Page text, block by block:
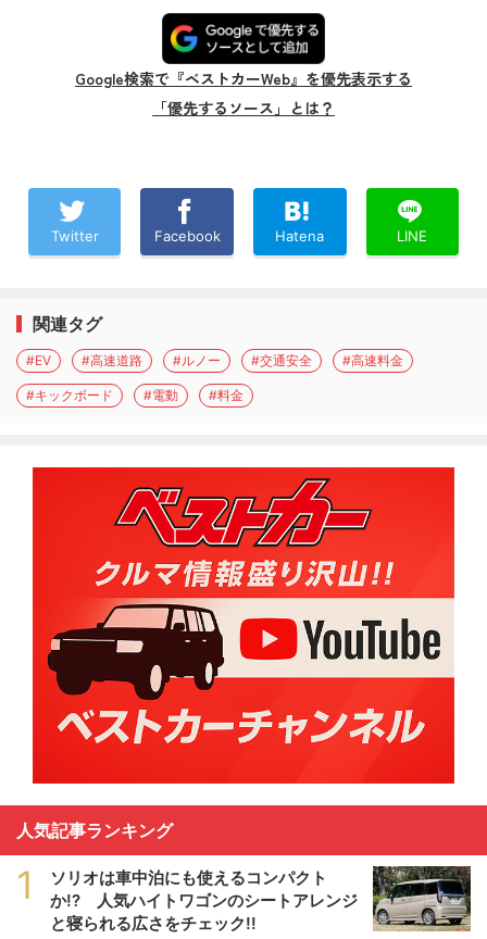
Google検索で『ベストカーWeb』を優先表示する
「優先するソース」とは？
Twitter Facebook Hatena LINE
関連タグ
#EV #高速道路 #ルノー #交通安全 #高速料金
#キックボード #電動 #料金
人気記事ランキング
1
ソリオは車中泊にも使えるコンパクト
か!? 人気ハイトワゴンのシートアレンジ
と寝られる広さをチェック!!